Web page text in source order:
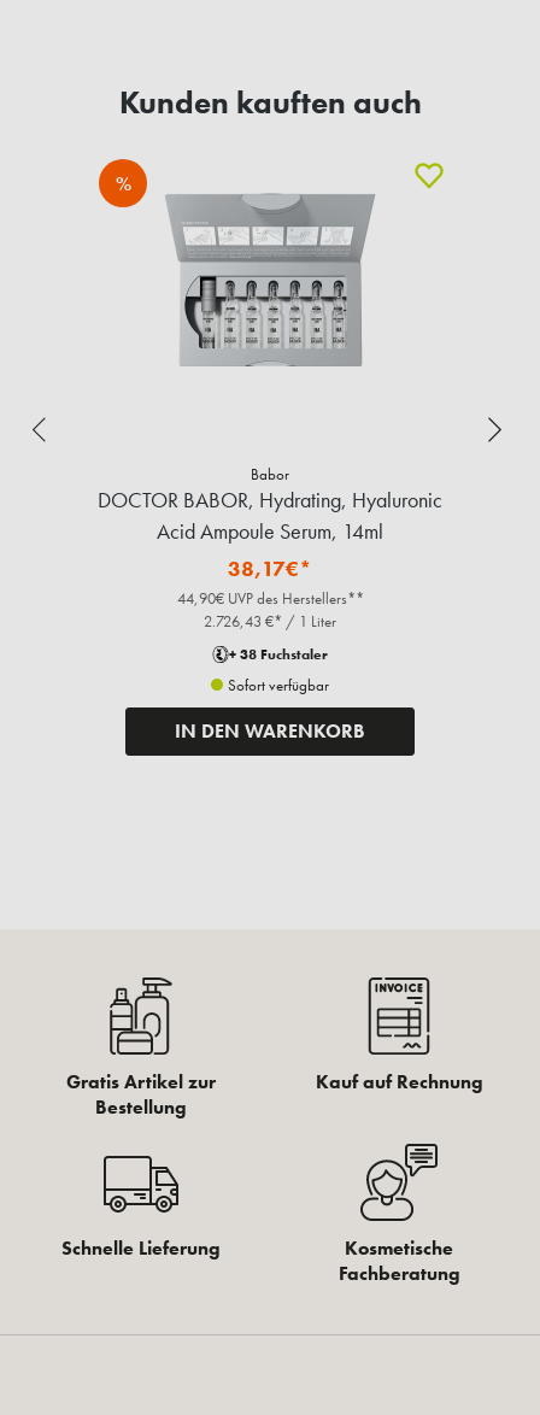
Kunden kauften auch
%
Babor
DOCTOR BABOR, Hydrating, Hyaluronic
Acid Ampoule Serum, 14ml
38,17€*
44,90€ UVP des Herstellers**
2.726,43 €* / 1 Liter
+ 38 Fuchstaler
Sofort verfügbar
IN DEN WARENKORB
Gratis Artikel zur
Bestellung
Kauf auf Rechnung
Schnelle Lieferung
Kosmetische
Fachberatung